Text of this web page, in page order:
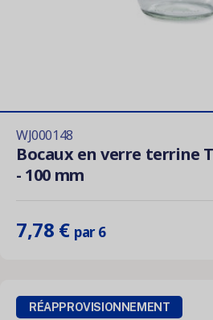
WJ000148
Bocaux en verre terrine
- 100 mm
7,78 € par 6
RÉAPPROVISIONNEMENT